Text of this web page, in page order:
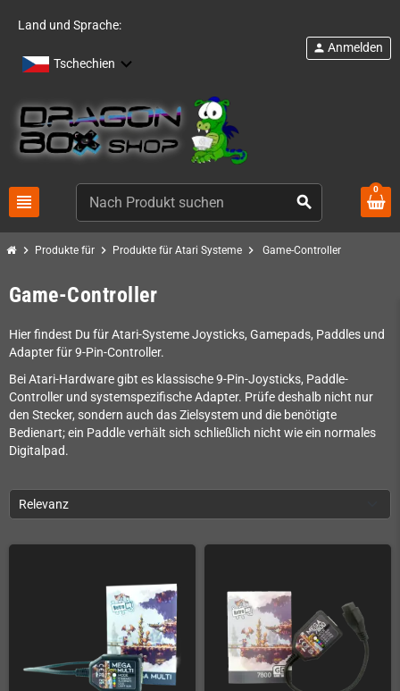
Land und Sprache:
Tschechien
view_headline search
person Anmelden
0
chevron_right Produkte für chevron_right Produkte für Atari Systeme chevron_right Game-Controller
Game-Controller
Hier findest Du für Atari-Systeme Joysticks, Gamepads, Paddles und
Adapter für 9-Pin-Controller.
Bei Atari-Hardware gibt es klassische 9-Pin-Joysticks, Paddle-
Controller und systemspezifische Adapter. Prüfe deshalb nicht nur
den Stecker, sondern auch das Zielsystem und die benötigte
Bedienart; ein Paddle verhält sich schließlich nicht wie ein normales
Digitalpad.
Relevanz